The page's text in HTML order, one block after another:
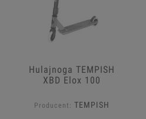
Hulajnoga TEMPISH
XBD Elox 100
Producent: TEMPISH